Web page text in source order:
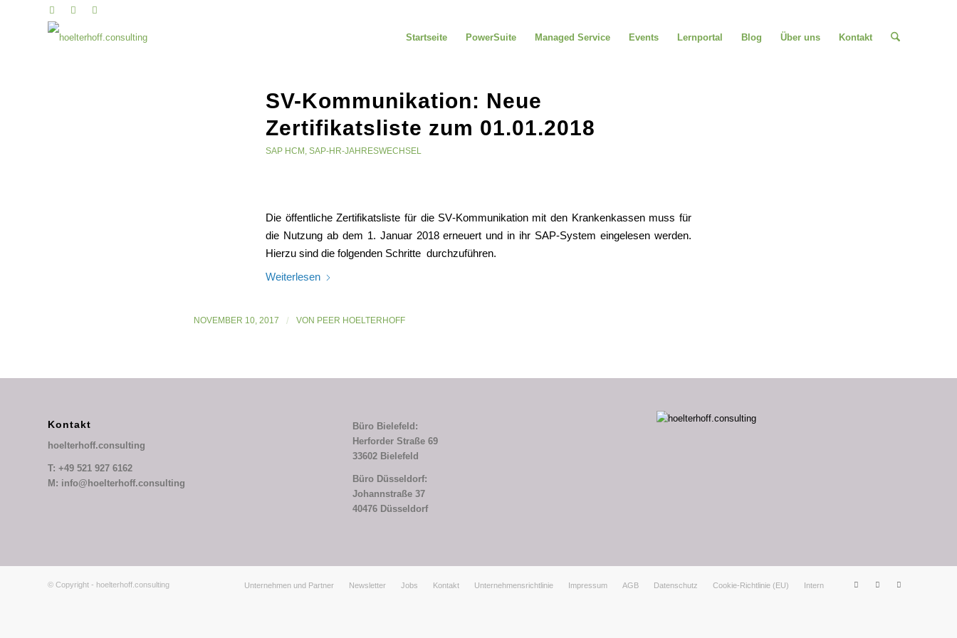
Startseite PowerSuite Managed Service Events Lernportal Blog Über uns Kontakt
SV-Kommunikation: Neue
Zertifikatsliste zum 01.01.2018
SAP HCM , SAP-HR-JAHRESWECHSEL
Die öffentliche Zertifikatsliste für die SV-Kommunikation mit den Krankenkassen muss für
die Nutzung ab dem 1. Januar 2018 erneuert und in ihr SAP-System eingelesen werden.
Hierzu sind die folgenden Schritte durchzuführen.
Weiterlesen
NOVEMBER 10, 2017 / VON PEER HOELTERHOFF
Kontakt
hoelterhoff.consulting
T: +49 521 927 6162
M: info@hoelterhoff.consulting
Büro Bielefeld:
Herforder Straße 69
33602 Bielefeld
Büro Düsseldorf:
Johannstraße 37
40476 Düsseldorf
© Copyright - hoelterhoff.consulting Unternehmen und Partner Newsletter Jobs Kontakt Unternehmensrichtlinie Impressum AGB Datenschutz Cookie-Richtlinie (EU) Intern